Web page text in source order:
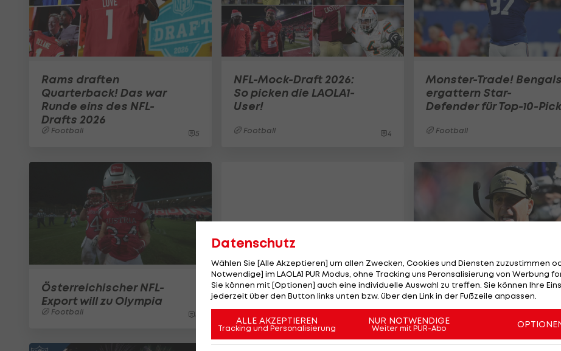
Rams draften
Quarterback! Das war
Runde eins des NFL-
Drafts 2026
Football 5
NFL-Mock-Draft 2026:
So picken die LAOLA1-
User!
Football 4
Monster-Trade! Bengals
ergattern Star-
Defender für Top-10-Pick
Football
Österreichischer NFL-
Export will zu Olympia
Football 4
NFL: Star-Coach hat
neuen Verein gefunden
Football
Datenschutz
Wählen Sie [Alle Akzeptieren] um allen Zwecken, Cookies und Diensten zuzustimmen
Notwendige] im LAOLA1 PUR Modus, ohne Tracking uns Peronsalisierung von Werbung
Sie können mit [Optionen] auch eine individuelle Auswahl zu treffen. Sie können Ihre
jederzeit über den Button links unten bzw. über den Link in der Fußzeile anpassen.
ALLE AKZEPTIEREN
Tracking und Personalisierung
NUR NOTWENDIGE
Weiter mit PUR-Abo